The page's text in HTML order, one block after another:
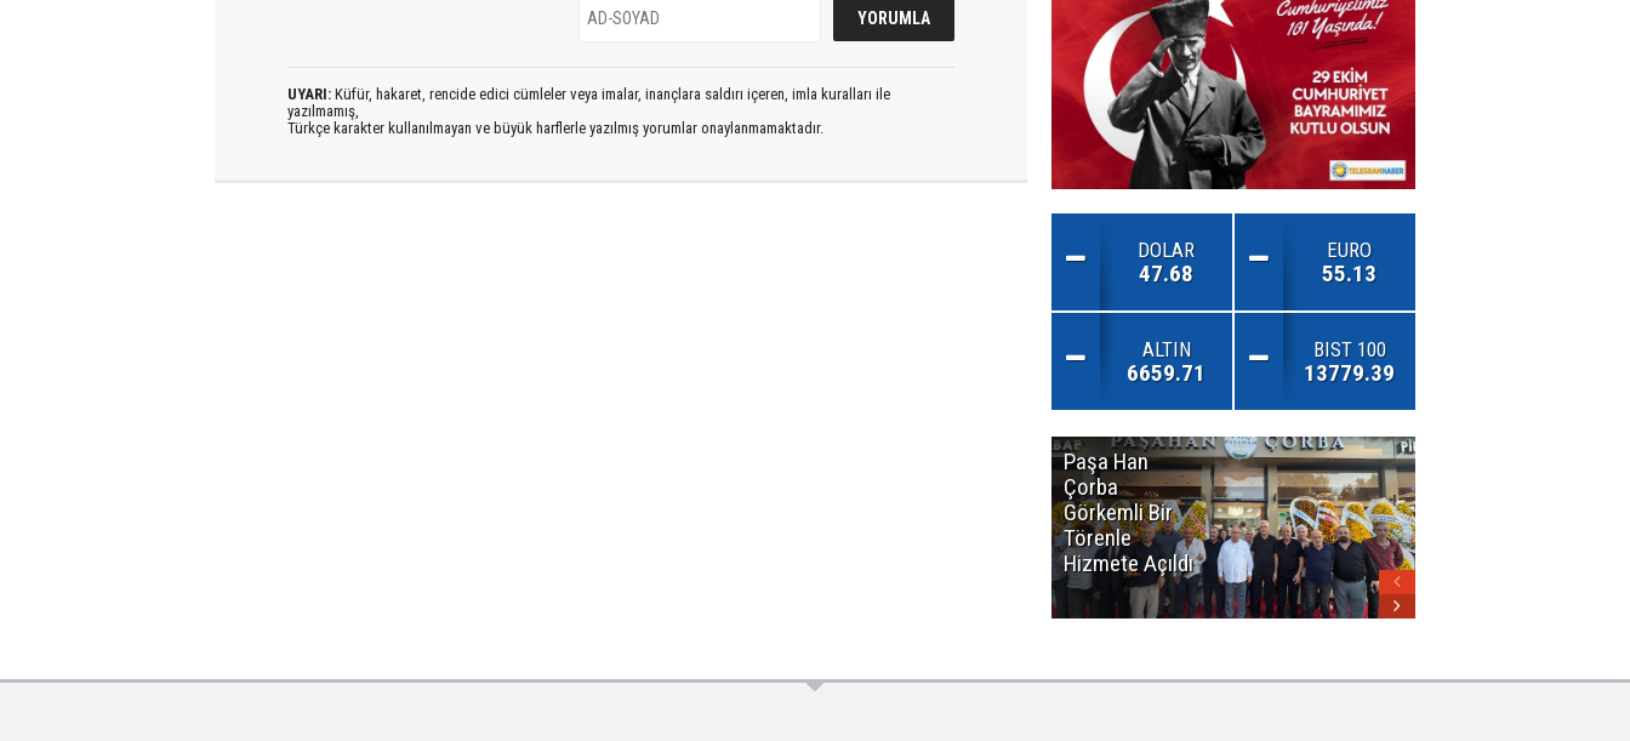
UYARI: Küfür, hakaret, rencide edici cümleler veya imalar, inançlara saldırı içeren, imla kuralları ile
yazılmamış,
Türkçe karakter kullanılmayan ve büyük harflerle yazılmış yorumlar onaylanmamaktadır.
DOLAR
47.68
EURO
55.13
ALTIN
6659.71
BIST 100
13779.39
Paşa Han
Çorba
Görkemli Bir
Törenle
Hizmete Açıldı